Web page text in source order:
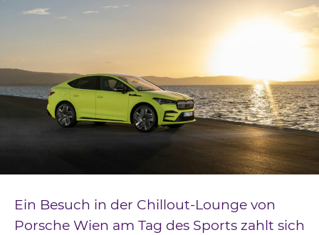
Lageplan
Verbände
Barrierefreiheit
Impressum
Ein Besuch in der Chillout-Lounge von
Porsche Wien am Tag des Sports zahlt sich